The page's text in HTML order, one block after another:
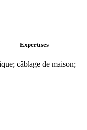
Expertises
câblage de maison;